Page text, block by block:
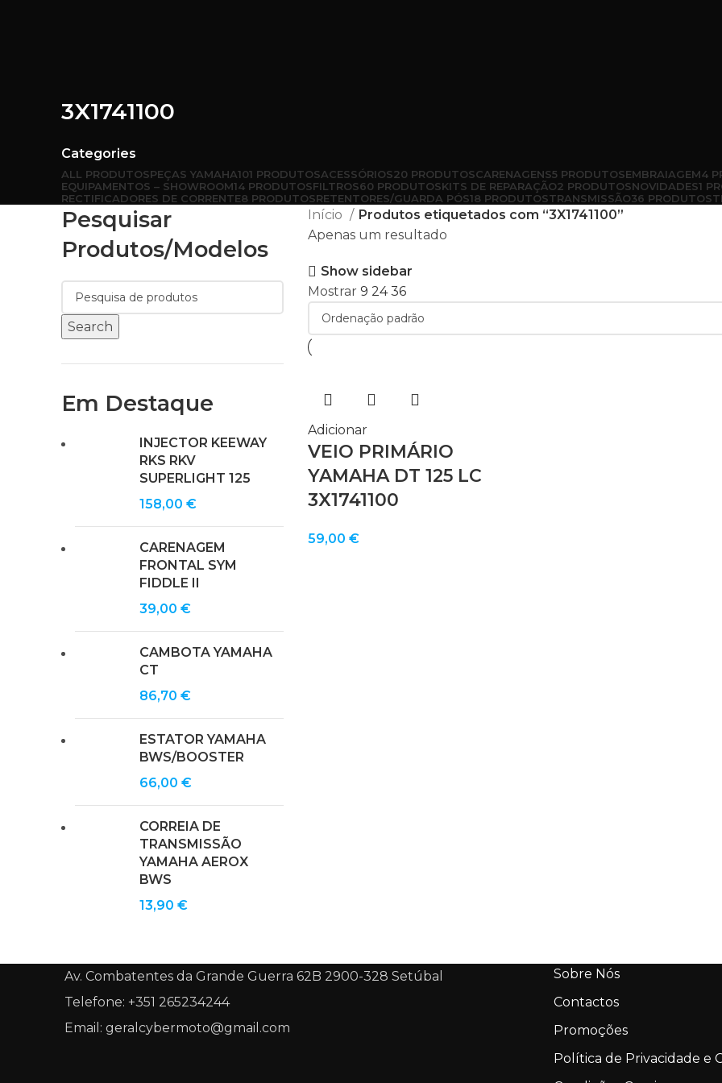
3X1741100
Categories
ALL PRODUTOSPEÇAS YAMAHA101 PRODUTOSACESSÓRIOS20 PRODUTOSCARENAGENS5 PRODUTOSEMBRAIAGEM4
EQUIPAMENTOS – SHOWROOM14 PRODUTOSFILTROS60 PRODUTOSKITS DE REPARAÇÃO2 PRODUTOSNOVIDADES1
RECTIFICADORES DE CORRENTE8 PRODUTOSRETENTORES/GUARDA PÓS18 PRODUTOSTRANSMISSÃO36 PRODUTOS
Pesquisar
Produtos/modelos
Search
Em Destaque
INJECTOR KEEWAY
RKS RKV
SUPERLIGHT 125
158,00 €
CARENAGEM
FRONTAL SYM
FIDDLE II
39,00 €
CAMBOTA YAMAHA
CT
86,70 €
ESTATOR YAMAHA
BWS/BOOSTER
66,00 €
CORREIA DE
TRANSMISSÃO
YAMAHA AEROX
BWS
13,90 €
Início
Produtos etiquetados com “3X1741100”
Apenas um resultado
Show sidebar
Mostrar 9 2436
Adicionar
VEIO PRIMÁRIO
YAMAHA DT 125 LC
3X1741100
59,00 €
Av. Combatentes da Grande Guerra 62B 2900-328 Setúbal
Telefone: +351 265234244
Email: geralcybermoto@gmail.com
Sobre Nós
Contactos
Promoções
Política de Privacidade e